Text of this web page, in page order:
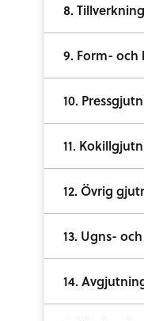
8.
10.
11.
12. Övrig
13. Ugns-
14.